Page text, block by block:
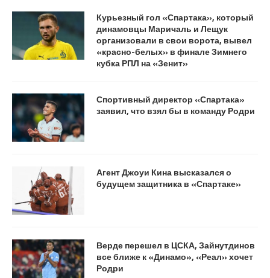
Курьезный гол «Спартака», который
динамовцы Маричаль и Лещук
организовали в свои ворота, вывел
«красно-белых» в финале Зимнего
кубка РПЛ на «Зенит»
Спортивный директор «Спартака»
заявил, что взял бы в команду Родри
Агент Джоуи Кина высказался о
будущем защитника в «Спартаке»
Верде перешел в ЦСКА, Зайнутдинов
все ближе к «Динамо», «Реал» хочет
Родри